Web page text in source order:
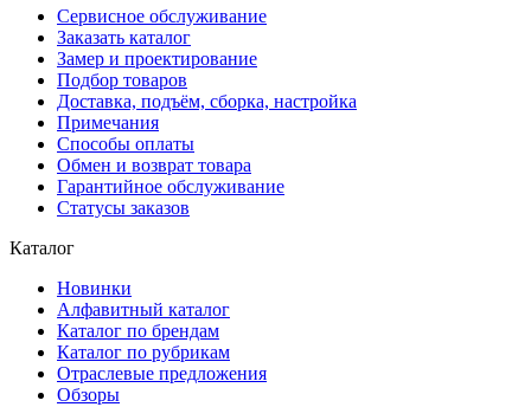
Сервисное обслуживание
Заказать каталог
Замер и проектирование
Подбор товаров
Доставка, подъём, сборка, настройка
Примечания
Способы оплаты
Обмен и возврат товара
Гарантийное обслуживание
Статусы заказов
Каталог
Новинки
Алфавитный каталог
Каталог по брендам
Каталог по рубрикам
Отраслевые предложения
Обзоры